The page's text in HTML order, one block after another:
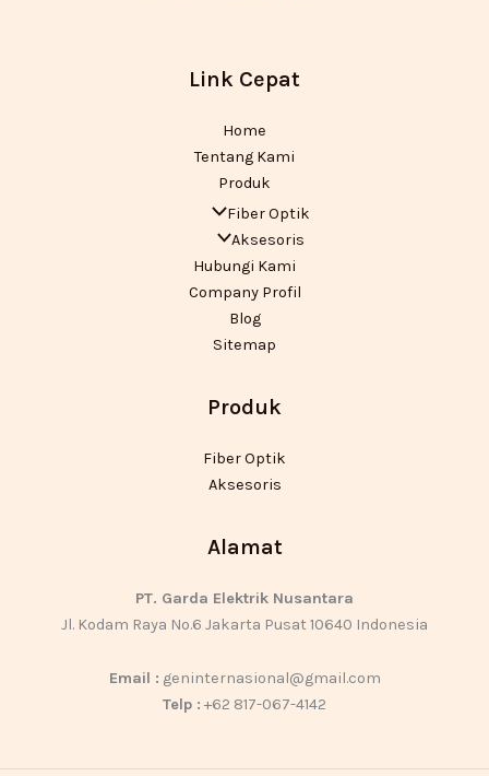
Link Cepat
Home
Tentang Kami
Produk
Fiber Optik
Aksesoris
Hubungi Kami
Company Profil
Blog
Sitemap
Produk
Fiber Optik
Aksesoris
Alamat
PT. Garda Elektrik Nusantara
Jl. Kodam Raya No.6 Jakarta Pusat 10640 Indonesia
Email : geninternasional@gmail.com
Telp : +62 817-067-4142